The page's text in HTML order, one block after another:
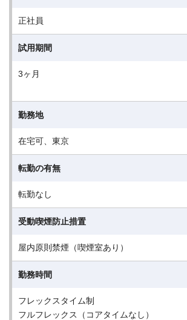
正社員
試用期間
3ヶ月
勤務地
在宅可、東京
転勤の有無
転勤なし
受動喫煙防止措置
屋内原則禁煙（喫煙室あり）
勤務時間
フレックスタイム制
フルフレックス（コアタイムなし）